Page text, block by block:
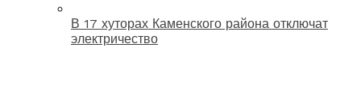
В 17 хуторах Каменского района отключат
электричество